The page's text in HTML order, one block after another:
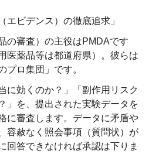
エビデンス）の徹底追求」
の審査）の主役はPMDAです
医薬品等は都道府県）。彼らは
プロ集団」です。
に効くのか？」「副作用リスク
」を、提出された実験データを
に審査します。データに矛盾や
容赦なく照会事項（質問状）が
回答できなければ承認は下りま